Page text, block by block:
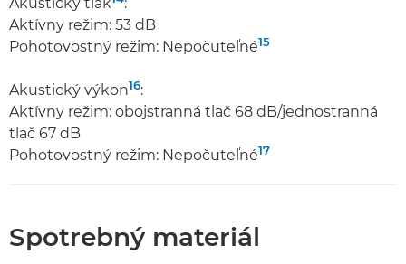
Aktívny režim: 53 dB
Pohotovostný režim: Nepočuteľné15
Akustický výkon16:
Aktívny režim: obojstranná tlač 68 dB/jednostranná
tlač 67 dB
Pohotovostný režim: Nepočuteľné17
Spotrebný materiál